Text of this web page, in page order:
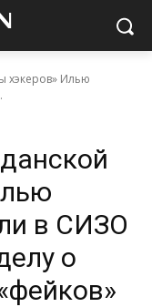
хэкеров» Илью
в СИЗО
о